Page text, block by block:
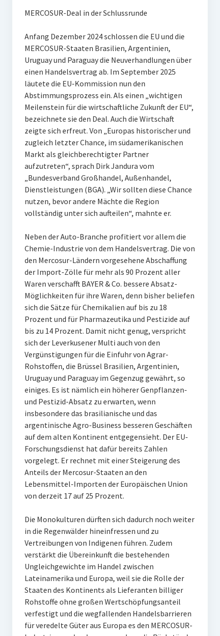
MERCOSUR-Deal in der Schlussrunde
Anfang Dezember 2024 schlossen die EU und die
MERCOSUR-Staaten Brasilien, Argentinien,
Uruguay und Paraguay die Neuverhandlungen über
einen Handelsvertrag ab. Im September 2025
läutete die EU-Kommission nun den
Abstimmungsprozess ein. Als einen „wichtigen
Meilenstein für die wirtschaftliche Zukunft der EU“,
bezeichnete sie den Deal. Auch die Wirtschaft
zeigte sich erfreut. Von „Europas historischer und
zugleich letzter Chance, im südamerikanischen
Markt als gleichberechtigter Partner
aufzutreten“, sprach Dirk Jandura vom
„Bundesverband Großhandel, Außenhandel,
Dienstleistungen (BGA). „Wir sollten diese Chance
nutzen, bevor andere Mächte die Region
vollständig unter sich aufteilen“, mahnte er.
Neben der Auto-Branche profitiert vor allem die
Chemie-Industrie von dem Handelsvertrag. Die von
den Mercosur-Ländern vorgesehene Abschaffung
der Import-Zölle für mehr als 90 Prozent aller
Waren verschafft BAYER & Co. bessere Absatz-
Möglichkeiten für ihre Waren, denn bisher beliefen
sich die Sätze für Chemikalien auf bis zu 18
Prozent und für Pharmazeutika und Pestizide auf
bis zu 14 Prozent. Damit nicht genug, verspricht
sich der Leverkusener Multi auch von den
Vergünstigungen für die Einfuhr von Agrar-
Rohstoffen, die Brüssel Brasilien, Argentinien,
Uruguay und Paraguay im Gegenzug gewährt, so
einiges. Es ist nämlich ein höherer Genpflanzen-
und Pestizid-Absatz zu erwarten, wenn
insbesondere das brasilianische und das
argentinische Agro-Business besseren Geschäften
auf dem alten Kontinent entgegensieht. Der EU-
Forschungsdienst hat dafür bereits Zahlen
vorgelegt. Er rechnet mit einer Steigerung des
Anteils der Mercosur-Staaten an den
Lebensmittel-Importen der Europäischen Union
von derzeit 17 auf 25 Prozent.
Die Monokulturen dürften sich dadurch noch weiter
in die Regenwälder hineinfressen und zu
Vertreibungen von Indigenen führen. Zudem
verstärkt die Übereinkunft die bestehenden
Ungleichgewichte im Handel zwischen
Lateinamerika und Europa, weil sie die Rolle der
Staaten des Kontinents als Lieferanten billiger
Rohstoffe ohne großen Wertschöpfungsanteil
verfestigt und die wegfallenden Handelsbarrieren
für veredelte Güter aus Europa es den MERCOSUR-